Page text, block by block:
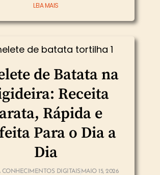
LEIA MAIS
de Batata na
Receita
Rápida e
Para o Dia a
Dia
DIGITAIS MAIO 15, 2026